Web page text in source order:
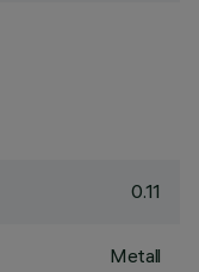
0.11
Metall